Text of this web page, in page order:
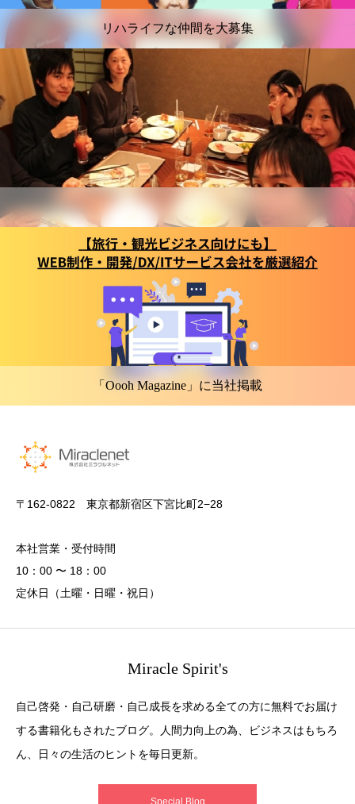
リハライフな仲間を大募集
「Oooh Magazine」に当社掲載
〒162-0822 東京都新宿区下宮比町2−28
本社営業・受付時間
10：00 〜 18：00
定休日（土曜・日曜・祝日）
Miracle Spirit's
自己啓発・自己研磨・自己成長を求める全ての方に無料でお届け
する書籍化もされたブログ。人間力向上の為、ビジネスはもちろ
ん、日々の生活のヒントを毎日更新。